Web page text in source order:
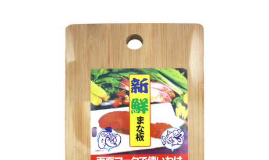
【「AFTEE先享後付」結帳流程】
１．於結帳方式選擇「AFTEE先享後付」後，將跳轉至「AFTEE先享後付」
結帳頁面，進行簡訊認證並確認金額後，即可完成結帳。
２．訂單成立數日內，您將收到繳費通知簡訊。
３．收到繳費通知簡訊後14天內，點擊此簡訊中的連結，可透過四大超商／
ATM／網路銀行／等多元方式進行付款，方視為交易完成。
※ 請注意：結帳手續完成當下不需立刻繳費，但若您需要取消訂單，請聯絡
購買商品的店家。未經商家同意取消之訂單仍視為有效，需透過AFTEE先享
※ 交易是否成功請以「AFTEE先享後付 」之結帳頁面顯示為準，若有關於
是否繳費成功／繳費後需取消欲退款等相關疑問，請聯繫「AFTEE先享後付
https://netprotections.freshdesk.com/support/home
每筆NT$60，滿NT$599(含以上)免運費
付款後全家取貨
每筆NT$60，滿NT$599(含以上)免運費
每筆NT$60，滿NT$599(含以上)免運費
付款後7-11取貨
每筆NT$60，滿NT$599(含以上)免運費